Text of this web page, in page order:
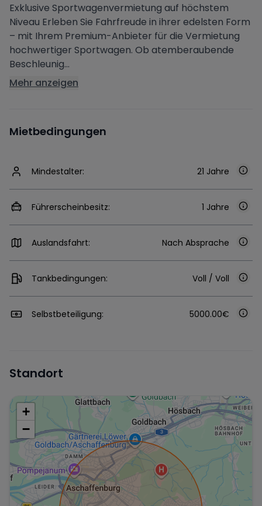
Exklusive Sportwagenvermietung auf höchstem
Niveau Erleben Sie Fahrfreude in ihrer edelsten Form
– mit Ihrem Premium-Anbieter für die Vermietung
hochwertiger Sportwagen. Ob atemberaubende
Beschleunig...
Mehr anzeigen
Mietbedingungen
Mindestalter: 21 Jahre
Führerscheinbesitz: 1 Jahre
Auslandsfahrt: Nach Absprache
Tankbedingungen: Voll / Voll
Selbstbeteiligung: 5000.00€
Standort
+
−